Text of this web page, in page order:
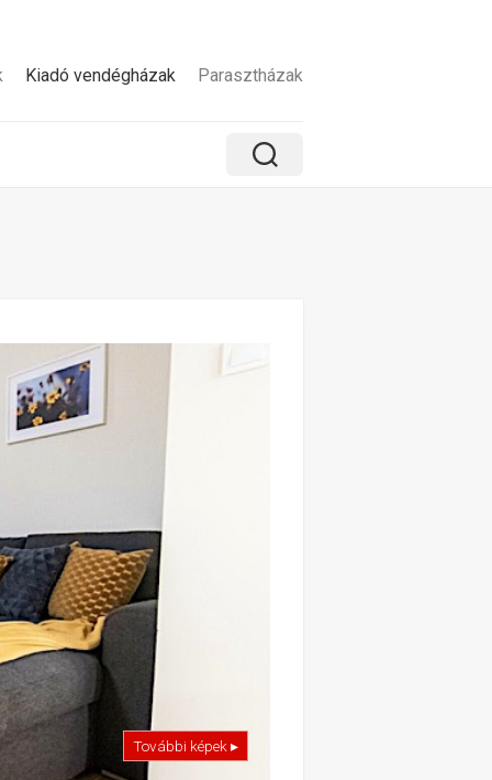
Kiadó vendégházak Parasztházak
További képek ▸